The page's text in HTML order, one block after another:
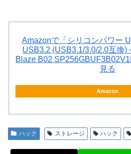
Amazonで「シリコンパワー
USB3.2 (USB3.1/3.0/2.0互換)
Blaze B02
見る
Amazon
ハック ストレージ ハック